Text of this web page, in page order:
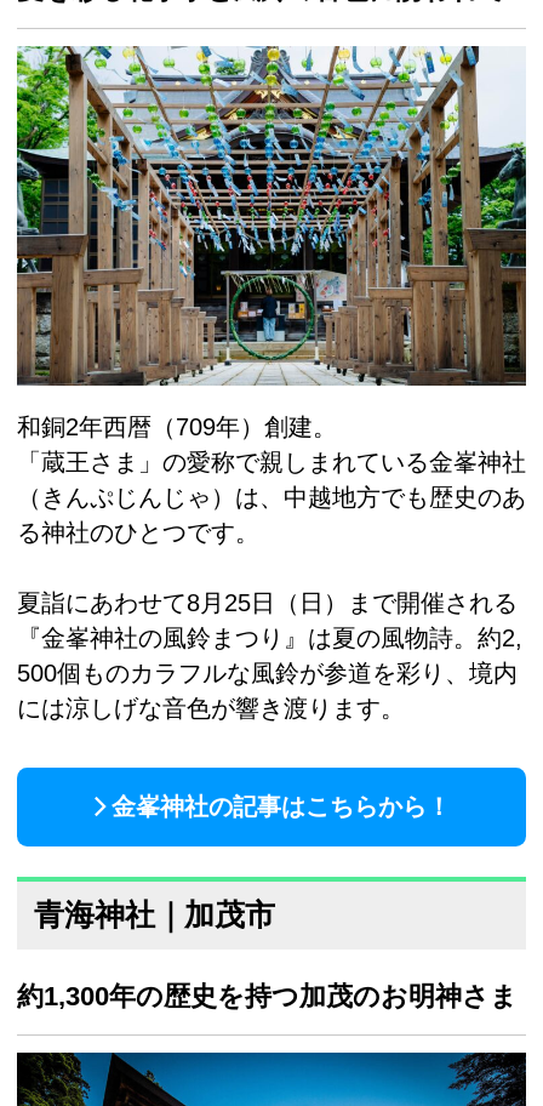
和銅2年西暦（709年）創建。
「蔵王さま」の愛称で親しまれている金峯神社
（きんぷじんじゃ）は、中越地方でも歴史のあ
る神社のひとつです。
夏詣にあわせて8月25日（日）まで開催される
『金峯神社の風鈴まつり』は夏の風物詩。約2,
500個ものカラフルな風鈴が参道を彩り、境内
には涼しげな音色が響き渡ります。
金峯神社の記事はこちらから！
青海神社｜加茂市
約1,300年の歴史を持つ加茂のお明神さま